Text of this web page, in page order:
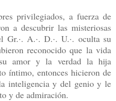
privilegiados, a fuerza de
a descubrir las misteriosas
Gr.·. A.·. D.·. U.·. oculta su
reconocido que la vida
amor y la verdad la hija
íntimo, entonces hicieron de
inteligencia y del genio y le
y de admiración.